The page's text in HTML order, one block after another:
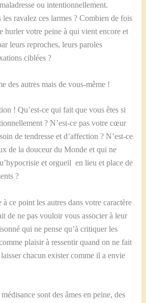
ou intentionnellement.
ravalez ces larmes ? Combien de fois
hurler votre peine à qui vient encore et
leurs reproches, leurs paroles
ciblées ?
des autres mais de vous-même !
! Qu’est-ce qui fait que vous êtes si
? N’est-ce pas votre cœur
de tendresse et d’affection ? N’est-ce
de la douceur du Monde et qui ne
et orgueil en lieu et place de
?
à ce point les autres dans votre caractère
de ne pas vouloir vous associer à leur
qui ne pense qu’à critiquer les
plaisir à ressentir quand on ne fait
chacun exister comme il a envie
sont des âmes en peine, des